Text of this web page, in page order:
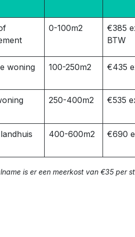
0-100m2
€385
BTW
woning 100-250m2 €435
250-400m2 €535
400-600m2 €690
is er een meerkost van €35 per